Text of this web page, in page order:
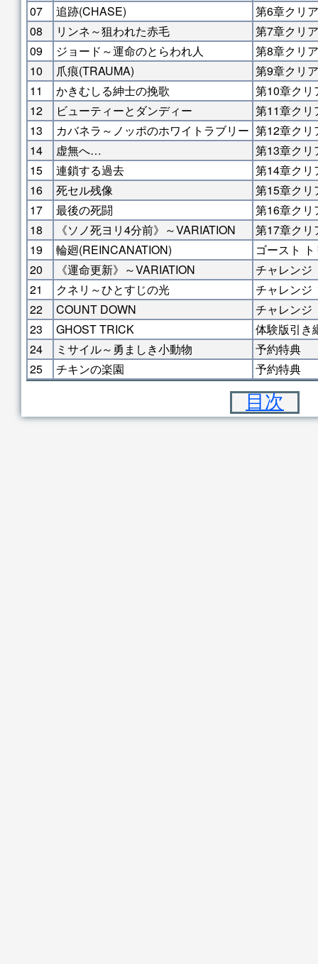
07
追跡(CHASE)
第6章クリ
08
リンネ～狙われた赤毛
第7章クリ
09
ジョード～運命のとらわれ人
第8章クリ
10
爪痕(TRAUMA)
第9章クリ
11
かきむしる紳士の挽歌
第10章クリ
12
ビューティーとダンディー
第11章クリ
13
カバネラ～ノッポのホワイトラブリー 第12章クリ
14
虚無へ…
第13章クリ
15
連鎖する過去
第14章クリ
16
死セル残像
第15章クリ
17
最後の死闘
第16章クリ
18
《ソノ死ヨリ4分前》～VARIATION
第17章クリ
19
輪廻(REINCANATION)
ゴースト
20
《運命更新》～VARIATION
チャレンジ
21
クネリ～ひとすじの光
チャレンジ
22
COUNT DOWN
チャレンジ
23
GHOST TRICK
体験版引き
24
ミサイル～勇ましき小動物
予約特典
25
チキンの楽園 予約特典
目次